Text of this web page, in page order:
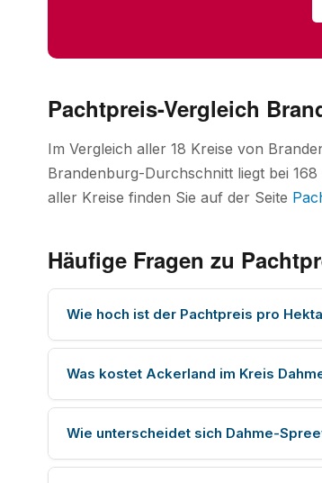
Pachtpreis-Vergleich
Im Vergleich aller 18 Kreise von
Brandenburg-Durchschnitt liegt bei
aller Kreise finden Sie auf der Seite
Häufige Fragen zu
Wie hoch ist der Pachtpreis pro
Was kostet Ackerland im Kreis
Wie unterscheidet sich Dahme-